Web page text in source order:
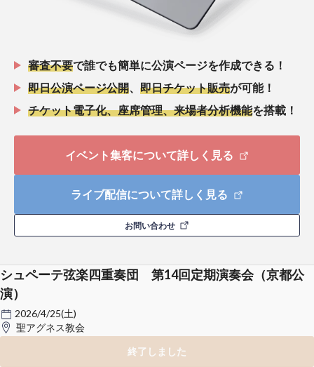
審査不要で誰でも簡単に公演ページを作成できる！
即日公演ページ公開
即日チケット販売が可能！
チケット電子化、座席管理、来場者分析機能を搭載！
イベント集客について詳しく見る
ライブ配信について詳しく見る
お問い合わせ
シュペーテ弦楽四重奏団 第14回定期演奏会（京都公
演）
2026/4/25(土)
聖アグネス教会
終了しました